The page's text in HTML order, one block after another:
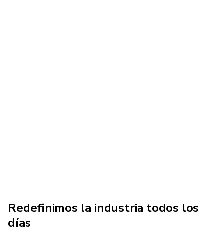
Redefinimos la industria todos los
días